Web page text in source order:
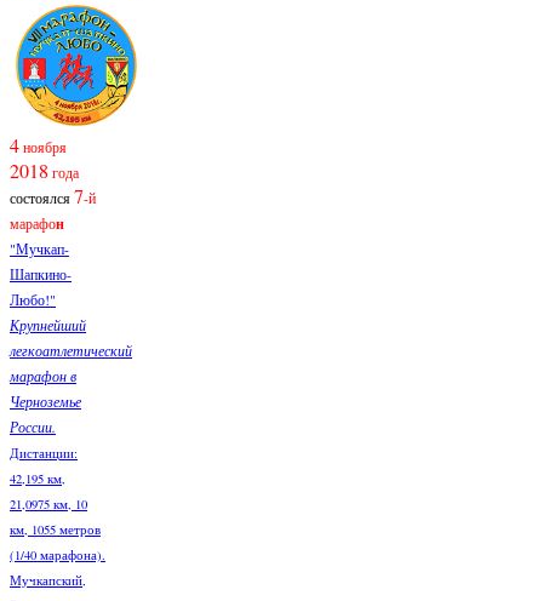
4ноября
2018 года
состоялся7-й
марафон
"Мучкап-
Шапкино-
Любо!"
Крупнейший
легкоатлетический
марафон в
Черноземье
России.
Дистанции:
42,195 км,
21,0975 км, 10
км, 1055 метров
(1/40 марафона).
Мучкапский,